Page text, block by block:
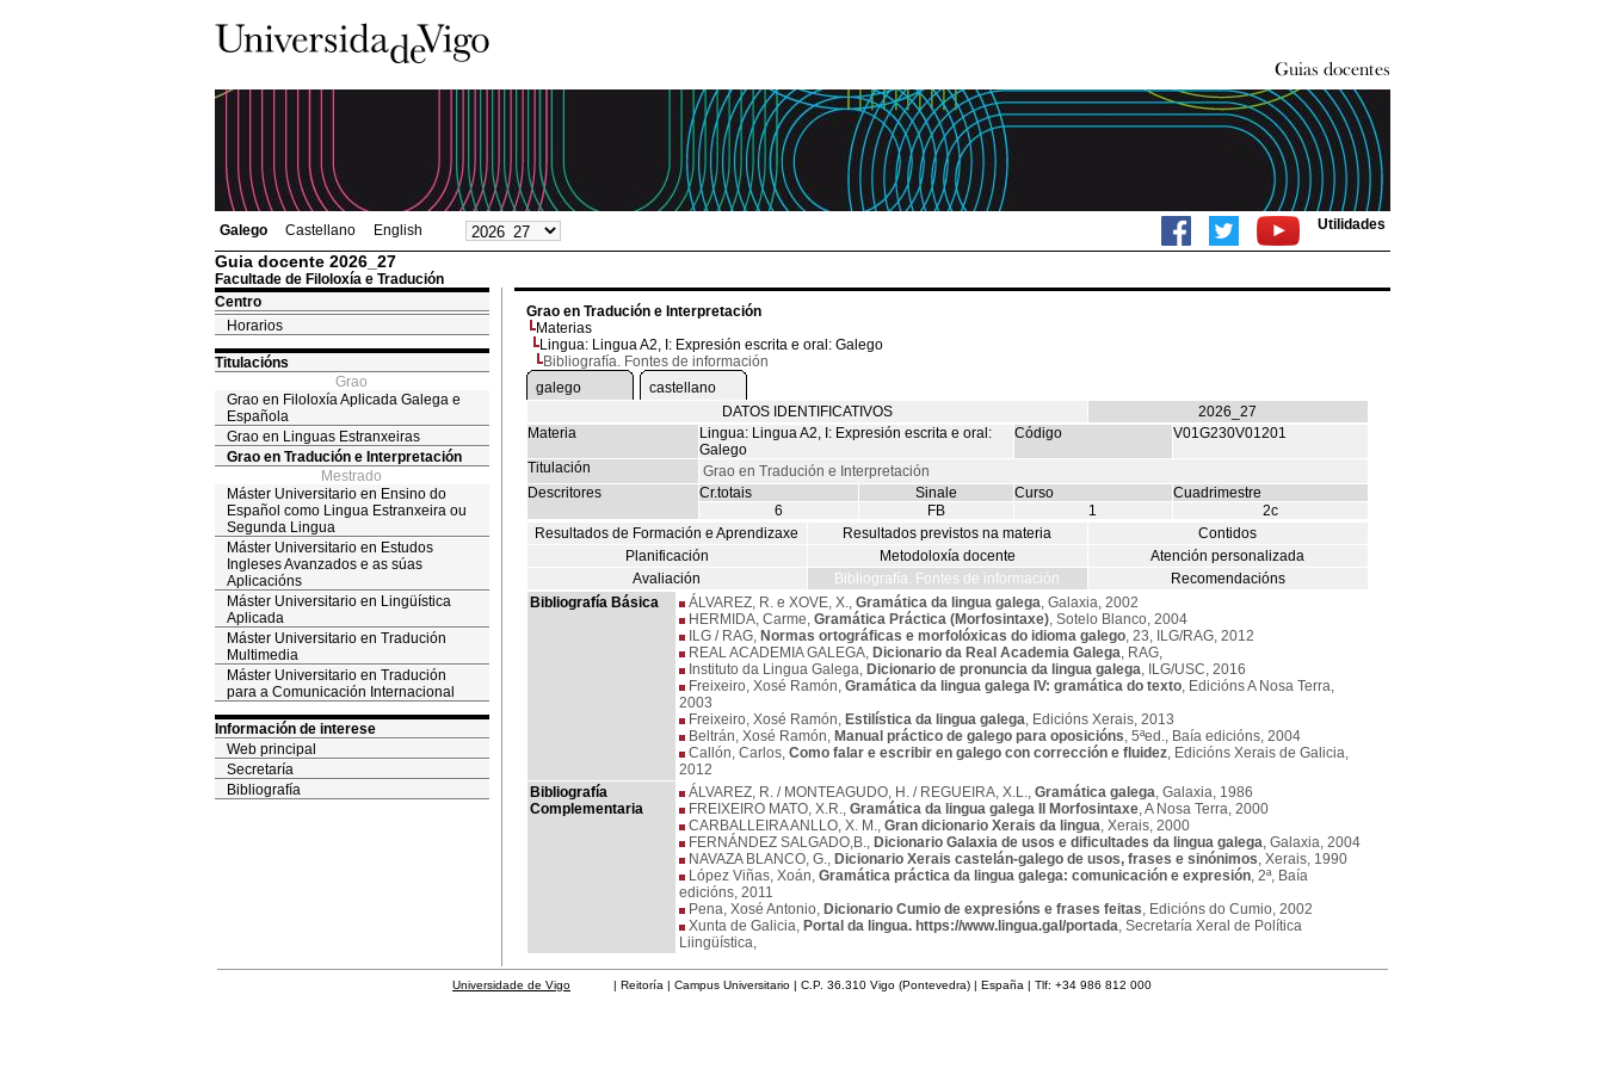
Galego Castellano English Utilidades
Guia docente 2026_27
Facultade de Filoloxía e Tradución
Centro
Horarios
Titulacións
Grao
Grao en Filoloxía Aplicada Galega e
Española
Grao en Linguas Estranxeiras
Grao en Tradución e Interpretación
Mestrado
Máster Universitario en Ensino do
Español como Lingua Estranxeira ou
Segunda Lingua
Máster Universitario en Estudos
Ingleses Avanzados e as súas
Aplicacións
Máster Universitario en Lingüística
Aplicada
Máster Universitario en Tradución
Multimedia
Máster Universitario en Tradución
para a Comunicación Internacional
Información de interese
Web principal
Secretaría
Bibliografía
Grao en Tradución e Interpretación
Materias
Lingua: Lingua A2, I: Expresión escrita e oral: Galego
Bibliografía. Fontes de información
galego
castellano
DATOS IDENTIFICATIVOS
2026_27
Materia
Lingua: Lingua A2, I: Expresión escrita e oral:
Galego
Código V01G230V01201
Titulación
Grao en Tradución e Interpretación
Descritores
Cr.totais Sinale Curso
Cuadrimestre
6
FB 1
2c
Resultados de Formación e Aprendizaxe
Resultados previstos na materia
Contidos
Planificación
Metodoloxía docente
Atención personalizada
Avaliación
Bibliografía. Fontes de información
Recomendacións
Bibliografía Básica
ÁLVAREZ, R. e XOVE, X., Gramática da lingua galega, Galaxia, 2002
HERMIDA, Carme, Gramática Práctica (Morfosintaxe), Sotelo Blanco, 2004
ILG / RAG, Normas ortográficas e morfolóxicas do idioma galego, 23, ILG/RAG, 2012
REAL ACADEMIA GALEGA, Dicionario da Real Academia Galega, RAG,
Instituto da Lingua Galega, Dicionario de pronuncia da lingua galega, ILG/USC, 2016
Freixeiro, Xosé Ramón, Gramática da lingua galega IV: gramática do texto, Edicións A Nosa Terra,
2003
Freixeiro, Xosé Ramón, Estilística da lingua galega, Edicións Xerais, 2013
Beltrán, Xosé Ramón, Manual práctico de galego para oposicións, 5ªed., Baía edicións, 2004
Callón, Carlos, Como falar e escribir en galego con corrección e fluidez, Edicións Xerais de Galicia,
2012
Bibliografía
Complementaria
ÁLVAREZ, R. / MONTEAGUDO, H. / REGUEIRA, X.L., Gramática galega, Galaxia, 1986
FREIXEIRO MATO, X.R., Gramática da lingua galega II Morfosintaxe, A Nosa Terra, 2000
CARBALLEIRA ANLLO, X. M., Gran dicionario Xerais da lingua, Xerais, 2000
FERNÁNDEZ SALGADO,B., Dicionario Galaxia de usos e dificultades da lingua galega, Galaxia, 2004
NAVAZA BLANCO, G., Dicionario Xerais castelán-galego de usos, frases e sinónimos, Xerais, 1990
López Viñas, Xoán, Gramática práctica da lingua galega: comunicación e expresión, 2ª, Baía
edicións, 2011
Pena, Xosé Antonio, Dicionario Cumio de expresións e frases feitas, Edicións do Cumio, 2002
Xunta de Galicia, Portal da lingua. https://www.lingua.gal/portada, Secretaría Xeral de Política
Liingüística,
Universidade de Vigo | Reitoría | Campus Universitario | C.P. 36.310 Vigo (Pontevedra) | España | Tlf: +34 986 812 000